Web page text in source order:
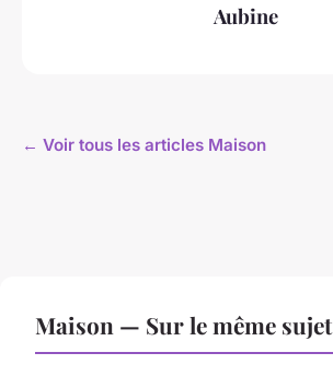
Aubine
← Voir tous les articles Maison
Maison — Sur le même sujet